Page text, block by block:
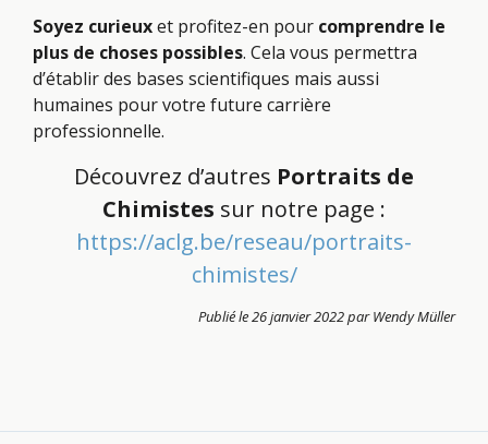
Soyez curieuxet profitez-en pour comprendre le
plus de choses possibles. Cela vous permettra
d’établir des bases scientifiques mais aussi
humaines pour votre future carrière
professionnelle.
Découvrez d’autres Portraits de
Chimistes sur notre page :
https://aclg.be/reseau/portraits-
chimistes/
Publié le 26 janvier 2022 par Wendy Müller